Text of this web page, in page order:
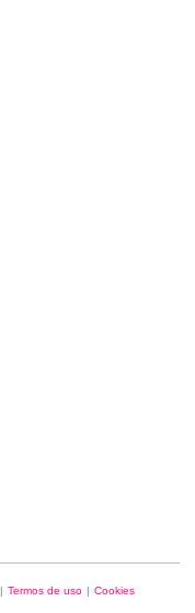
| Termos de uso | Cookies